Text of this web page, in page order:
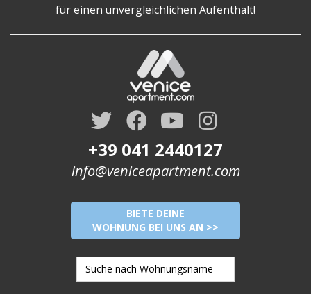
für einen unvergleichlichen Aufenthalt!
+39 041 2440127
info@veniceapartment.com
BIETE DEINE
WOHNUNG BEI UNS AN >>